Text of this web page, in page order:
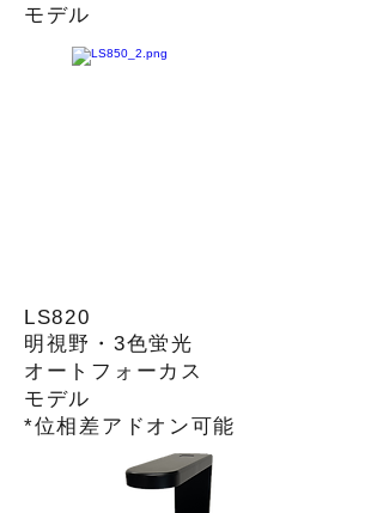
​モデル
LS820
明視野・ 3色蛍光
オートフォーカス
モデル
​*位相差アドオン可能